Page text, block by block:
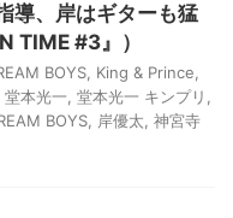
導、岸はギターも猛
TIME #3』）
BOYS King & Prince
堂本光一 堂本光一 キンプリ
BOYS
岸優太 神宮寺